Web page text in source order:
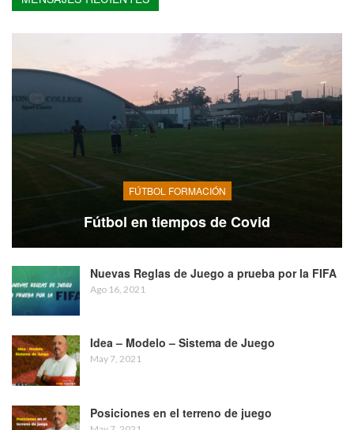
FÚTBOL FORMACIÓN
Fútbol en tiempos de Covid
Nuevas Reglas de Juego a prueba por la FIFA
Ago 16, 2021
Idea – Modelo – Sistema de Juego
May 7, 2021
Posiciones en el terreno de juego